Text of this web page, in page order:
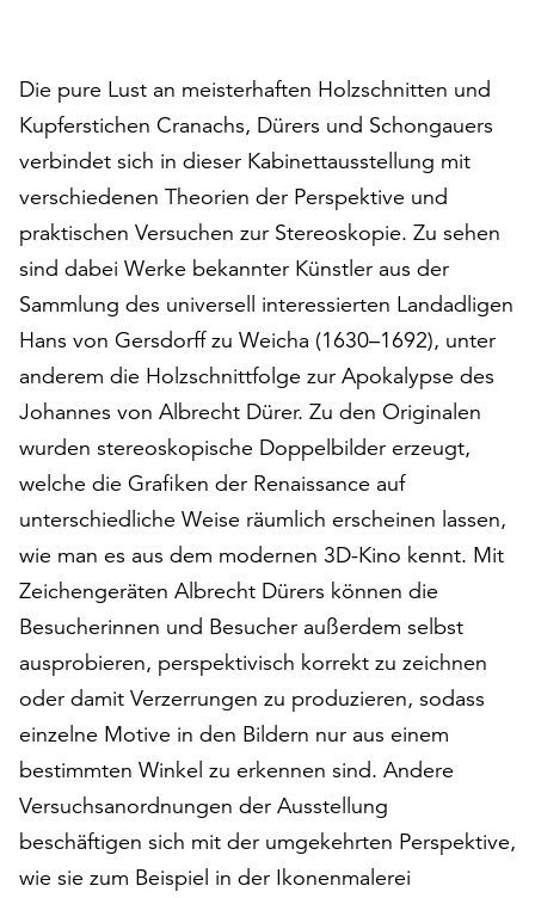
akzeptieren“,
alle
Cookies
zu
akzeptieren.
Sie
können
Ihr
Einverständnis
jederzeit
ändern
und
widerrufen.
Dafür
steht
Ihnen
am
der
Seite
die
Schaltfläche
„Cookie-
Einstellungen“
zur
Verfügung.
Funktionale
Cookies
werden
Die pure Lust an meisterhaften Holzschnitten und
Kupferstichen Cranachs, Dürers und Schongauers
verbindet sich in dieser Kabinettausstellung mit
verschiedenen Theorien der Perspektive und
praktischen Versuchen zur Stereoskopie. Zu sehen
sind dabei Werke bekannter Künstler aus der
Sammlung des universell interessierten Landadligen
Hans von Gersdorff zu Weicha (1630–1692), unter
anderem die Holzschnittfolge zur Apokalypse des
Johannes von Albrecht Dürer. Zu den Originalen
wurden stereoskopische Doppelbilder erzeugt,
welche die Grafiken der Renaissance auf
unterschiedliche Weise räumlich erscheinen lassen,
wie man es aus dem modernen 3D-Kino kennt. Mit
Zeichengeräten Albrecht Dürers können die
Besucherinnen und Besucher außerdem selbst
ausprobieren, perspektivisch korrekt zu zeichnen
oder damit Verzerrungen zu produzieren, sodass
einzelne Motive in den Bildern nur aus einem
bestimmten Winkel zu erkennen sind. Andere
Versuchsanordnungen der Ausstellung
beschäftigen sich mit der umgekehrten Perspektive,
wie sie zum Beispiel in der Ikonenmalerei